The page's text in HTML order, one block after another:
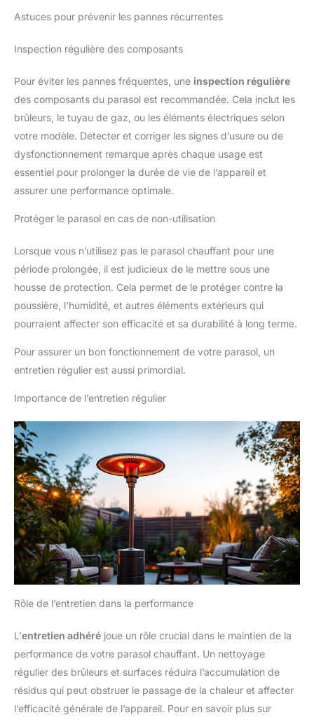
Astuces pour prévenir les pannes récurrentes
Inspection régulière des composants
Pour éviter les pannes fréquentes, une inspection régulière
des composants du parasol est recommandée. Cela inclut les
brûleurs, le tuyau de gaz, ou les éléments électriques selon
votre modèle. Détecter et corriger les signes d’usure ou de
dysfonctionnement remarque après chaque usage est
essentiel pour prolonger la durée de vie de l’appareil et
assurer une performance optimale.
Protéger le parasol en cas de non-utilisation
Lorsque vous n’utilisez pas le parasol chauffant pour une
période prolongée, il est judicieux de le mettre sous une
housse de protection. Cela permet de le protéger contre la
poussière, l’humidité, et autres éléments extérieurs qui
pourraient affecter son efficacité et sa durabilité à long terme.
Pour assurer un bon fonctionnement de votre parasol, un
entretien régulier est aussi primordial.
Importance de l’entretien régulier
Rôle de l’entretien dans la performance
L’entretien adhéré joue un rôle crucial dans le maintien de la
performance de votre parasol chauffant. Un nettoyage
régulier des brûleurs et surfaces réduira l’accumulation de
résidus qui peut obstruer le passage de la chaleur et affecter
l’efficacité générale de l’appareil. Pour en savoir plus sur